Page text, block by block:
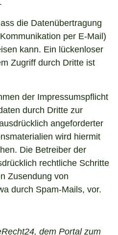
die Datenübertragung
per E-Mail)
kann. Ein lückenloser
Zugriff durch Dritte ist
der Impressumspflicht
durch Dritte zur
angeforderter
wird hiermit
Die Betreiber der
rechtliche Schritte
Zusendung von
durch Spam-Mails, vor.
dem Portal zum